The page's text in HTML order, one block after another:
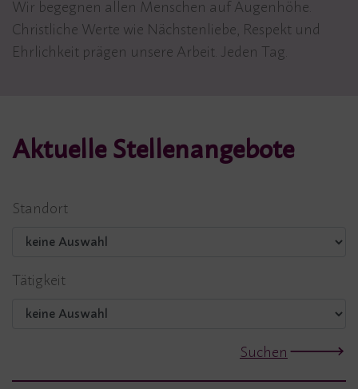
Wir begegnen allen Menschen auf Augenhöhe.
Christliche Werte wie Nächstenliebe, Respekt und
Ehrlichkeit prägen unsere Arbeit. Jeden Tag.
Aktuelle Stellenangebote
Standort
Tätigkeit
Suchen